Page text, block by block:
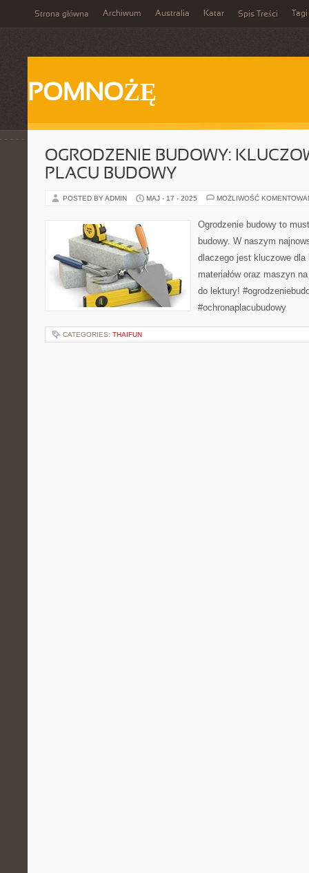
Strona główna Archiwum Australia Katar Spis Treści Tagi
POMNOŻĘ
OGRODZENIE BUDOWY:
PLACU BUDOWY
POSTED BY ADMIN MAJ - 17 - 2025 MOŻLIWOŚĆ
Ogrodzenie budowy to
budowy. W naszym
dlaczego jest kluczowe
materiałów oraz maszyn
do lektury!
#ochronaplacubudowy
CATEGORIES: THAIFUN